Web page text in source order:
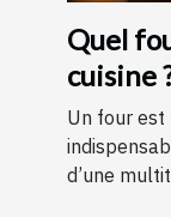
Quel
cuisine
Un four est
d’une